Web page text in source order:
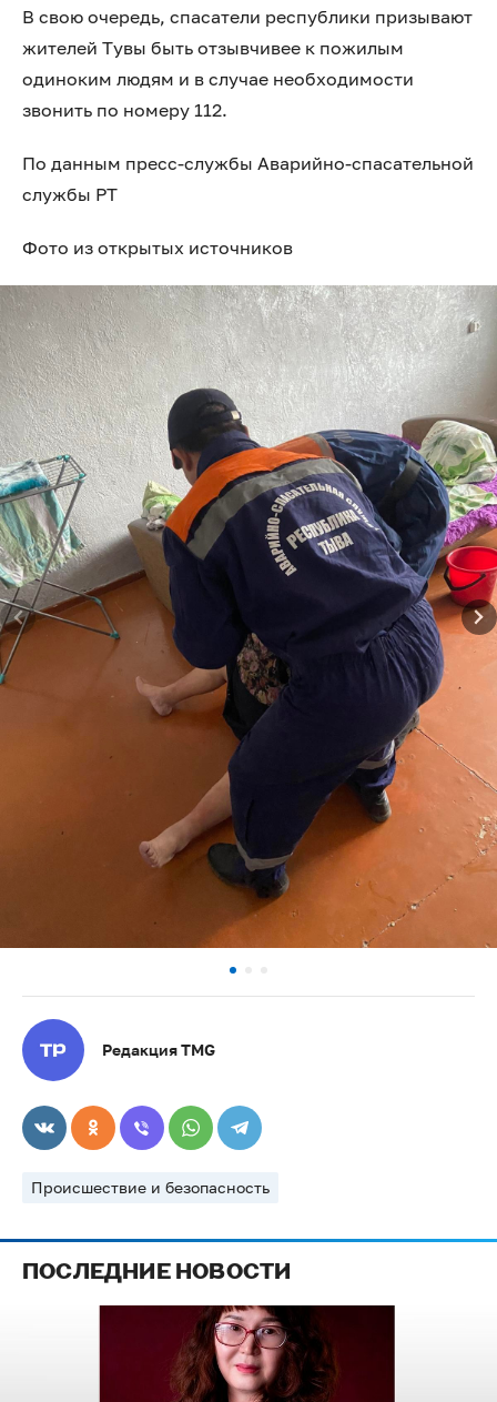
В свою очередь, спасатели республики призывают
жителей Тувы быть отзывчивее к пожилым
одиноким людям и в случае необходимости
звонить по номеру 112.
По данным пресс-службы Аварийно-спасательной
службы РТ
Фото из открытых источников
Редакция TMG
Происшествие и безопасность
ПОСЛЕДНИЕ НОВОСТИ